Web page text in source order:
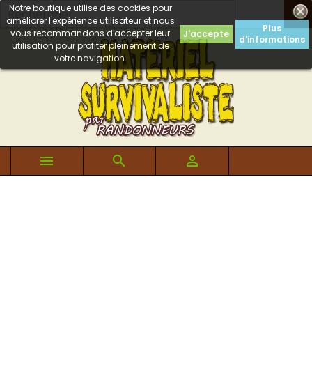

Notre boutique utilise des cookies pour
améliorer l'expérience utilisateur et nous
vous recommandons d'accepter leur
utilisation pour profiter pleinement de
votre navigation.
J'accepte
Plus
d'informations
  